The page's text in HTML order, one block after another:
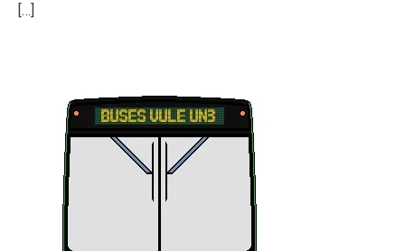
[…]